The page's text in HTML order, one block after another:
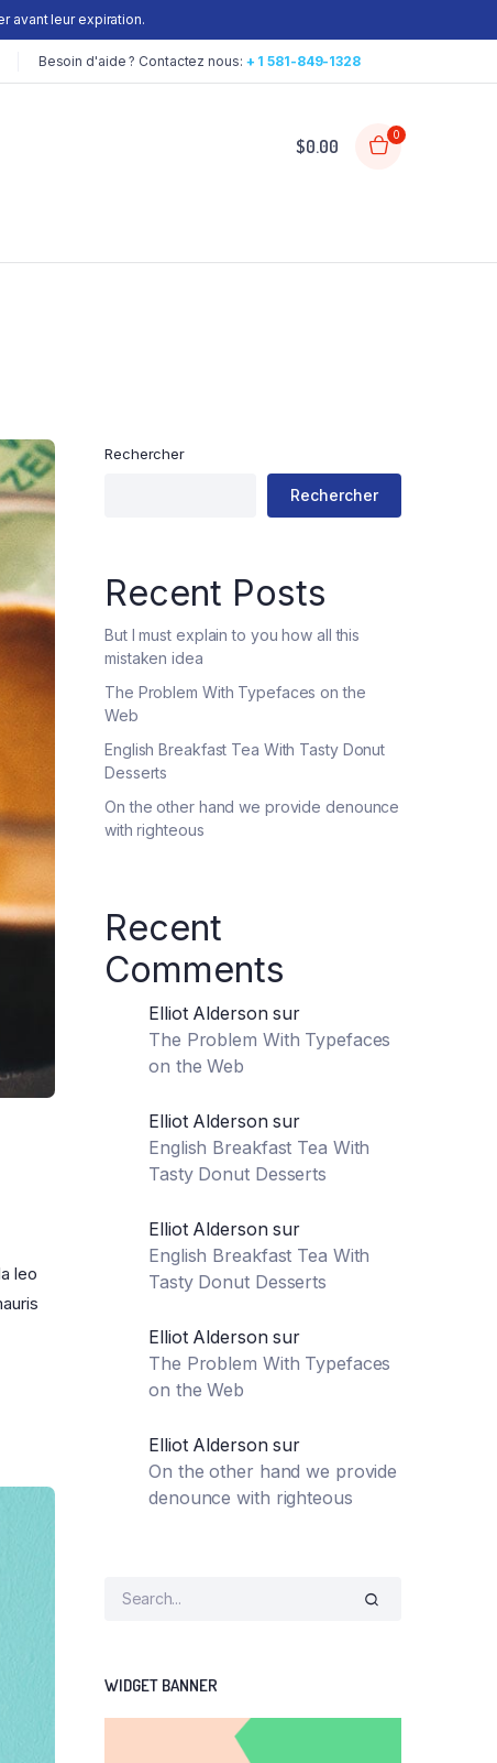
avant leur expiration.
Besoin d'aide ? Contactez nous: + 1 581-849-1328
$0.00
0
leo
Rechercher
Rechercher
Recent Posts
But I must explain to you how all this
mistaken idea
The Problem With Typefaces on the
Web
English Breakfast Tea With Tasty Donut
Desserts
On the other hand we provide denounce
with righteous
Recent
Comments
Elliot Aldersonsur
The Problem With Typefaces
on the Web
Elliot Aldersonsur
English Breakfast Tea With
Tasty Donut Desserts
Elliot Aldersonsur
English Breakfast Tea With
Tasty Donut Desserts
Elliot Aldersonsur
The Problem With Typefaces
on the Web
Elliot Aldersonsur
On the other hand we provide
denounce with righteous
WIDGET BANNER